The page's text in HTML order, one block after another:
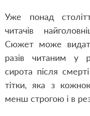
Уже понад
читачів
Сюжет може
разів читаним у
сирота після
тітки, яка з
менш строгою і в